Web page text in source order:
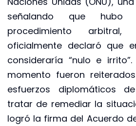
señalando que
procedimiento
oficialmente declaró que
consideraría “nulo e
momento fueron
esfuerzos diplomáticos
tratar de remediar la
logró la firma del Acuerdo